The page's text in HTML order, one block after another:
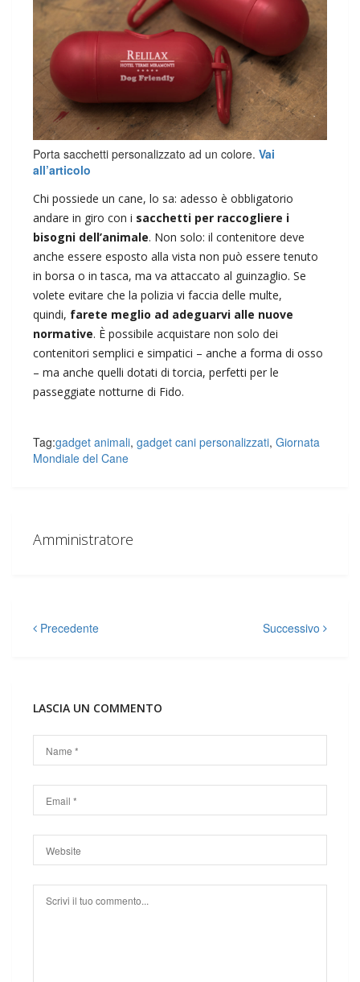
Porta sacchetti personalizzato ad un colore. Vai
all’articolo
Chi possiede un cane, lo sa: adesso è obbligatorio
andare in giro con i sacchetti per raccogliere i
bisogni dell’animale. Non solo: il contenitore deve
anche essere esposto alla vista non può essere tenuto
in borsa o in tasca, ma va attaccato al guinzaglio. Se
volete evitare che la polizia vi faccia delle multe,
quindi, farete meglio ad adeguarvi alle nuove
normative. È possibile acquistare non solo dei
contenitori semplici e simpatici – anche a forma di osso
– ma anche quelli dotati di torcia, perfetti per le
passeggiate notturne di Fido.
Tag:gadget animali, gadget cani personalizzati, Giornata
Mondiale del Cane
Amministratore
Precedente Successivo
LASCIA UN COMMENTO